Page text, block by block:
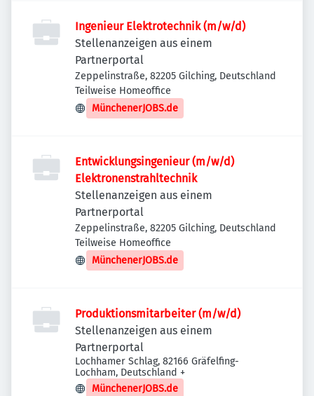
Ingenieur Elektrotechnik (m/w/d)
Stellenanzeigen aus einem
Partnerportal
Zeppelinstraße, 82205 Gilching, Deutschland
Teilweise Homeoffice
MünchenerJOBS.de
Entwicklungsingenieur (m/w/d)
Elektronenstrahltechnik
Stellenanzeigen aus einem
Partnerportal
Zeppelinstraße, 82205 Gilching, Deutschland
Teilweise Homeoffice
MünchenerJOBS.de
Produktionsmitarbeiter (m/w/d)
Stellenanzeigen aus einem
Partnerportal
Lochhamer Schlag, 82166 Gräfelfing-
Lochham, Deutschland +
MünchenerJOBS.de